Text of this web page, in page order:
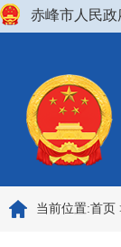
赤峰市人民政
当前位置:首页